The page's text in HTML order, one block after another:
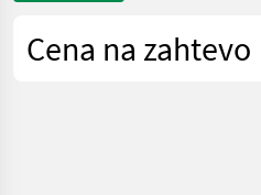
Cena na zahtevo